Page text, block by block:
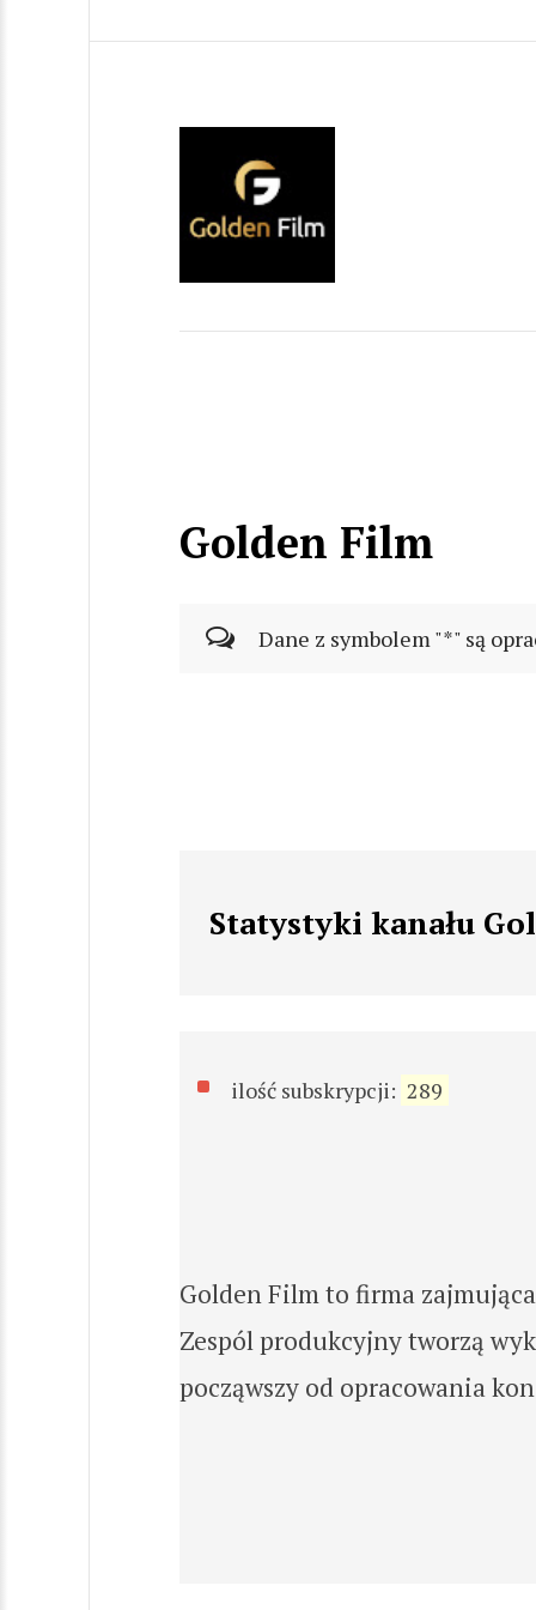
Golden Film
Dane z symbolem "*" są
Statystyki kanału
ilość subskrypcji: 289
Golden Film to firma
Zespól produkcyjny tworzą
począwszy od opracowania